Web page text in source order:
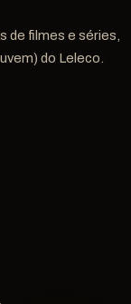
de filmes e séries,
do Leleco.